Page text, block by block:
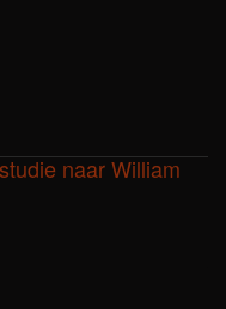
naar William